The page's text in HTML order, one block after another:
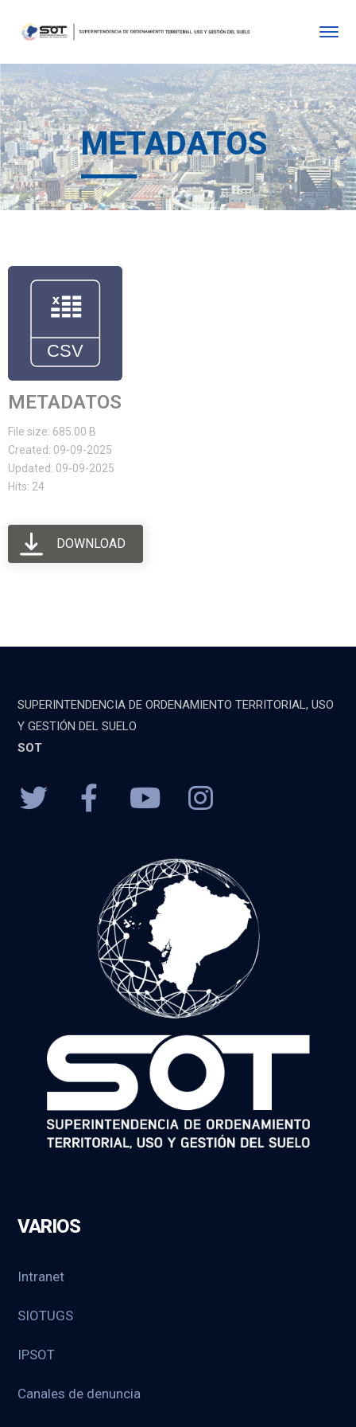
METADATOS
METADATOS
File size: 685.00 B
Created: 09-09-2025
Updated: 09-09-2025
Hits: 24
DOWNLOAD
SUPERINTENDENCIA DE ORDENAMIENTO TERRITORIAL, USO
Y GESTIÓN DEL SUELO
SOT
VARIOS
Intranet
SIOTUGS
IPSOT
Canales de denuncia